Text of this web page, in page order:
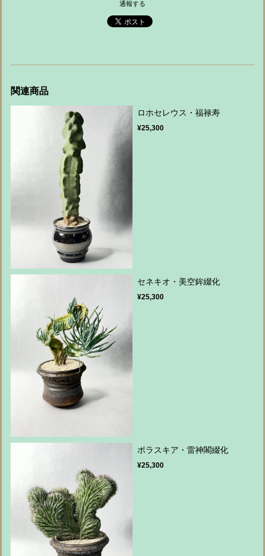
通報する
関連商品
ロホセレウス・福禄寿
¥25,300
セネキオ・美空鉾綴化
¥25,300
ポラスキア・雷神閣綴化
¥25,300